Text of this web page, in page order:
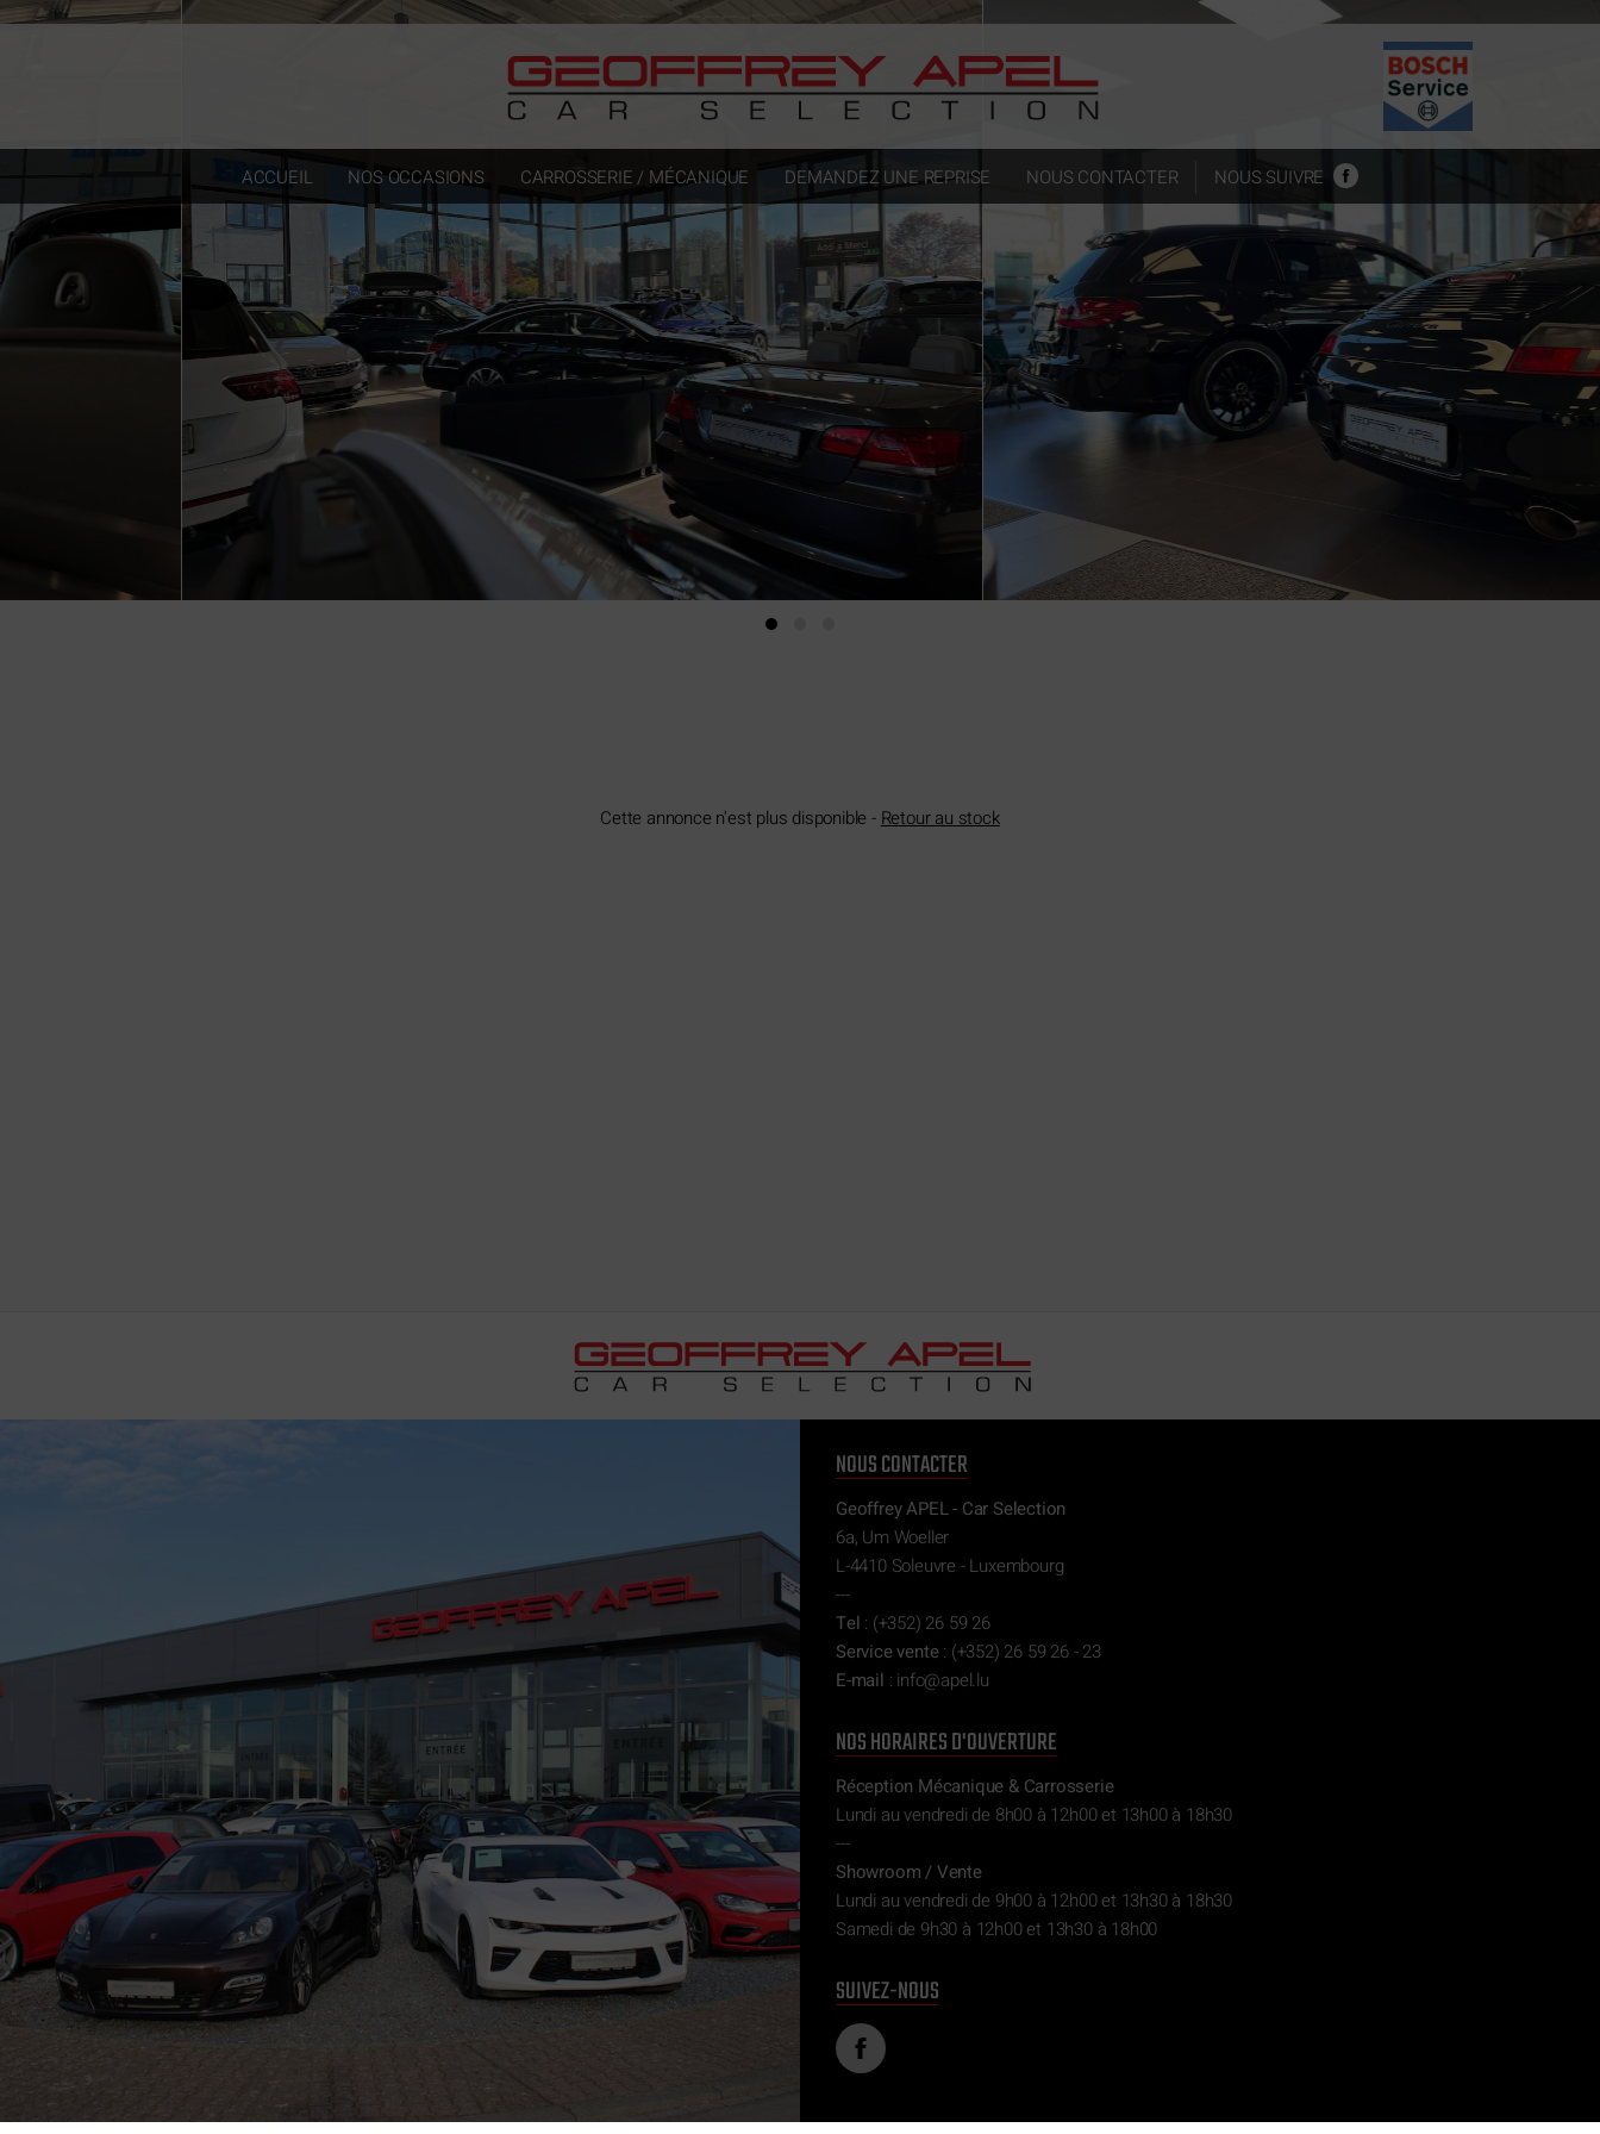
ACCUEIL NOS OCCASIONS CARROSSERIE / MÉCANIQUE DEMANDEZ UNE REPRISE NOUS CONTACTER NOUS SUIVRE
Cette annonce n'est plus disponible - Retour au stock
NOUS CONTACTER
Geoffrey APEL - Car Selection
6a, Um Woeller
L-4410 Soleuvre - Luxembourg
---
Tel : (+352) 26 59 26
Service vente: (+352) 26 59 26 - 23
E-mail : ul.l
epa@of
ni
NOS HORAIRES D'OUVERTURE
Réception Mécanique & Carrosserie
Lundi au vendredi de 8h00 à 12h00 et 13h00 à 18h30
---
Showroom / Vente
Lundi au vendredi de 9h00 à 12h00 et 13h30 à 18h30
Samedi de 9h30 à 12h00 et 13h30 à 18h00
SUIVEZ-NOUS
Paramètres avancés des cookies